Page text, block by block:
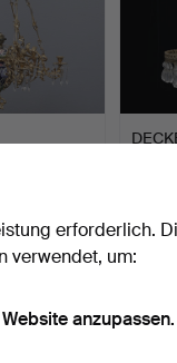
32
erforderlich.
verwendet, um:
anzupassen.